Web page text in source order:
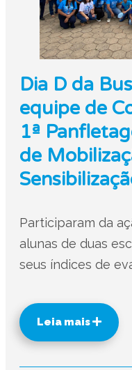
Dia D da
equipe de
1ª
de
Participaram da
alunas de duas
seus índices de
Leia mais